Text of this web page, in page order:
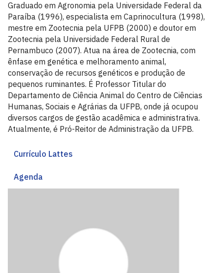
Graduado em Agronomia pela Universidade Federal da
Paraíba (1996), especialista em Caprinocultura (1998),
mestre em Zootecnia pela UFPB (2000) e doutor em
Zootecnia pela Universidade Federal Rural de
Pernambuco (2007). Atua na área de Zootecnia, com
ênfase em genética e melhoramento animal,
conservação de recursos genéticos e produção de
pequenos ruminantes. É Professor Titular do
Departamento de Ciência Animal do Centro de Ciências
Humanas, Sociais e Agrárias da UFPB, onde já ocupou
diversos cargos de gestão acadêmica e administrativa.
Atualmente, é Pró-Reitor de Administração da UFPB.
Currículo Lattes
Agenda